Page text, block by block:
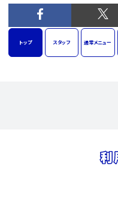
トップ スタッフ 通常メニュー